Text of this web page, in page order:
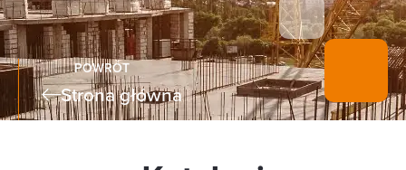
POWRÓT
Strona główna